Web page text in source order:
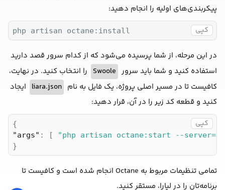
پیکربندی‌های اولیه را انجام دهید:
کپی php artisan octane:install
در این مرحله، از شما پرسیده می‌شود که از کدام سرور قصد دارید
استفاده کنید و شما باید سرور Swoole را انتخاب کنید. در نهایت،
کافیست تا در مسیر اصلی پروژه، یک فایل به نام liara.json ایجاد
کنید و قطعه کد زیر را در آن، قرار دهید:
کپی
"args" : [
"php artisan octane:start --
}
تمامی تنظیمات مربوط به Octane انجام شده است و کافیست تا
برنامه‌تان را در لیارا، مستقر کنید.